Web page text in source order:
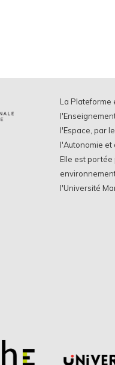
La Plateforme
l'Espace, par
l'Autonomie
Elle est
l'Université